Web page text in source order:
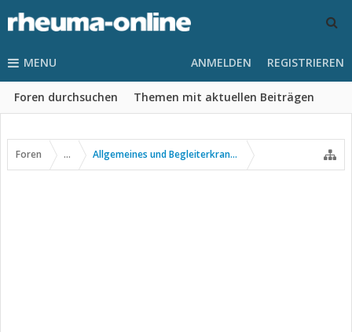
MENU
Foren durchsuchen Themen mit aktuellen Beiträgen
ANMELDEN REGISTRIEREN
Foren ... Allgemeines und Begleiterkrankungen